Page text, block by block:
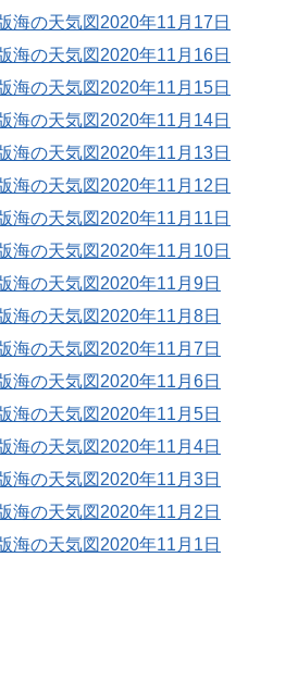
海の天気図2020年11月17日
海の天気図2020年11月16日
海の天気図2020年11月15日
海の天気図2020年11月14日
海の天気図2020年11月13日
海の天気図2020年11月12日
海の天気図2020年11月11日
海の天気図2020年11月10日
海の天気図2020年11月9日
海の天気図2020年11月8日
海の天気図2020年11月7日
海の天気図2020年11月6日
海の天気図2020年11月5日
海の天気図2020年11月4日
海の天気図2020年11月3日
海の天気図2020年11月2日
海の天気図2020年11月1日